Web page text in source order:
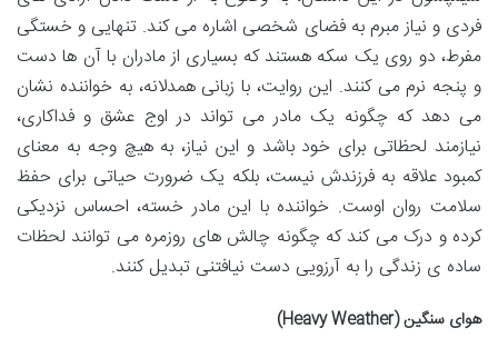
فردی و نیاز مبرم به فضای شخصی اشاره می کند. تنهایی و خستگی
مفرط، دو روی یک سکه هستند که بسیاری از مادران با آن ها دست
و پنجه نرم می کنند. این روایت، با زبانی همدلانه، به خواننده نشان
می دهد که چگونه یک مادر می تواند در اوج عشق و فداکاری،
نیازمند لحظاتی برای خود باشد و این نیاز، به هیچ وجه به معنای
کمبود علاقه به فرزندش نیست، بلکه یک ضرورت حیاتی برای حفظ
سلامت روان اوست. خواننده با این مادر خسته، احساس نزدیکی
کرده و درک می کند که چگونه چالش های روزمره می توانند لحظات
ساده ی زندگی را به آرزویی دست نیافتنی تبدیل کنند.
هوای سنگین (Heavy Weather)